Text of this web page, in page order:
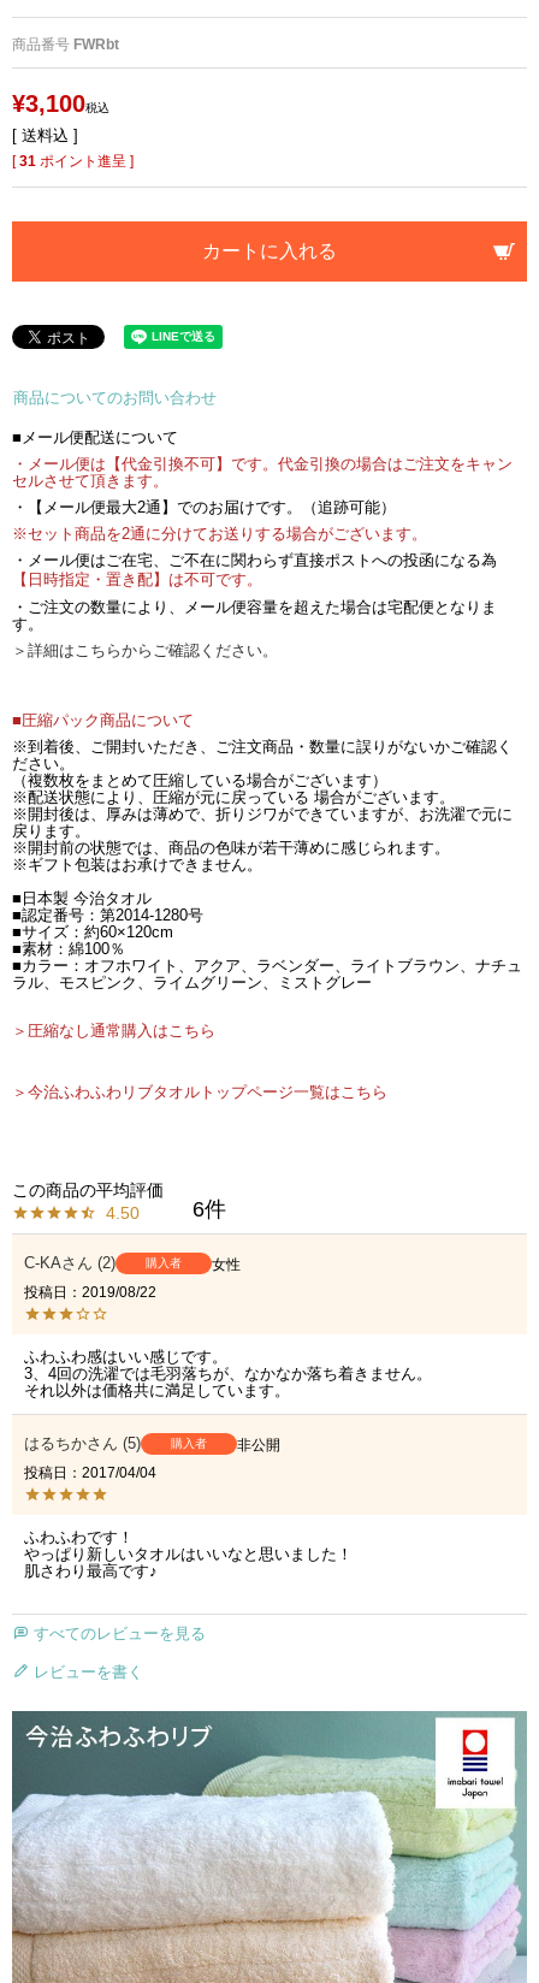
商品番号 FWRbt
¥3,100税込
送料込
[31 ポイント進呈 ]
カートに入れる
商品についてのお問い合わせ
■メール便配送について
・メール便は【代金引換不可】です。代金引換の場合はご注文をキャン
セルさせて頂きます。
・【メール便最大2通】でのお届けです。（追跡可能）
※セット商品を2通に分けてお送りする場合がございます。
・メール便はご在宅、ご不在に関わらず直接ポストへの投函になる為
【日時指定・置き配】は不可です。
・ご注文の数量により、メール便容量を超えた場合は宅配便となりま
す。
＞詳細はこちらからご確認ください。
■圧縮パック商品について
※到着後、ご開封いただき、ご注文商品・数量に誤りがないかご確認く
ださい。
（複数枚をまとめて圧縮している場合がございます）
※配送状態により、圧縮が元に戻っている 場合がございます。
※開封後は、厚みは薄めで、折りジワができていますが、お洗濯で元に
戻ります。
※開封前の状態では、商品の色味が若干薄めに感じられます。
※ギフト包装はお承けできません。
■日本製 今治タオル
■認定番号：第2014-1280号
■サイズ：約60×120cm
■素材：綿100％
■カラー：オフホワイト、アクア、ラベンダー、ライトブラウン、ナチュ
ラル、モスピンク、ライムグリーン、ミストグレー
＞圧縮なし通常購入はこちら
＞今治ふわふわリブタオルトップページ一覧はこちら
4.50 6
C-KA 2 購入者
女性
投稿日
2019/08/22
ふわふわ感はいい感じです。
3、4回の洗濯では毛羽落ちが、なかなか落ち着きません。
それ以外は価格共に満足しています。
はるちか 5 購入者
非公開
投稿日
2017/04/04
ふわふわです！
やっぱり新しいタオルはいいなと思いました！
肌さわり最高です♪
すべてのレビューを見る
レビューを書く